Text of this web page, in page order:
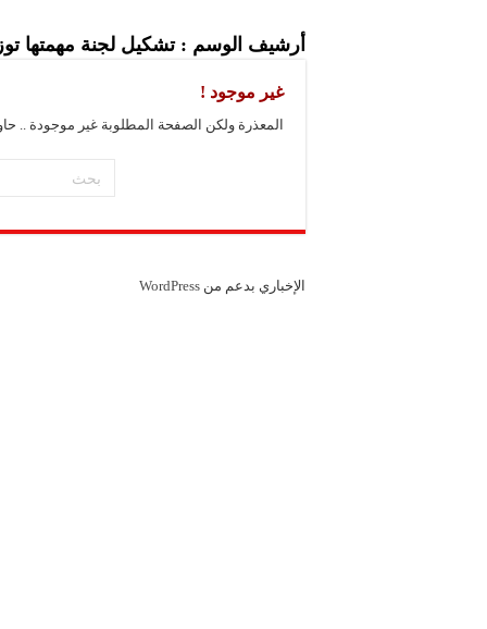
مكتب “الأمانة”
مجموعة “العملاق”
أرشيف الوسم :تشكيل لجنة مهمتها
غير موجود !
المعذرة ولكن الصفحة المطلوبة غير موجودة ..
الإخباري بدعم من WordPress